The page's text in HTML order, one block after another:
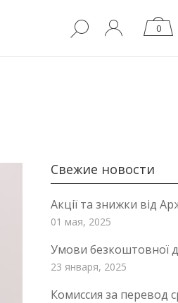
0
Свежие новости
Акції та знижки від
01 мая, 2025
Умови безкоштовної
23 января, 2025
Комиссия за перевод